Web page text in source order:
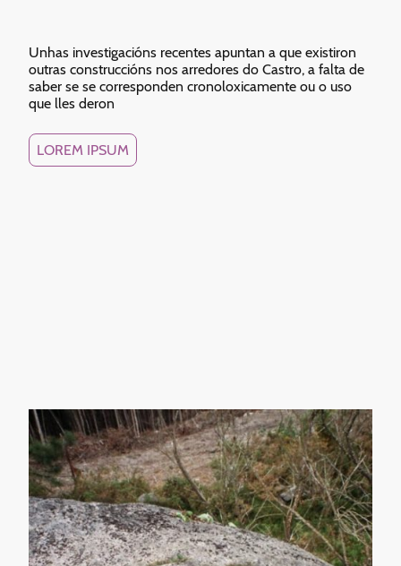
Unhas investigacións recentes apuntan a que existiron
outras construccións nos arredores do Castro, a falta de
saber se se corresponden cronoloxicamente ou o uso
que lles deron
LOREM IPSUM